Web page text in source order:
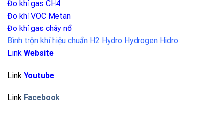
Đo khí gas CH4
Đo khí VOC Metan
Đo khí gas cháy nổ
Bình trộn khí hiệu chuẩn H2 Hydro Hydrogen Hidro
Link Website
Link Youtube
Link Facebook